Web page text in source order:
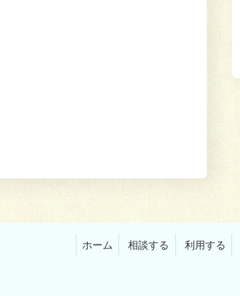
ホーム 相談する 利用する